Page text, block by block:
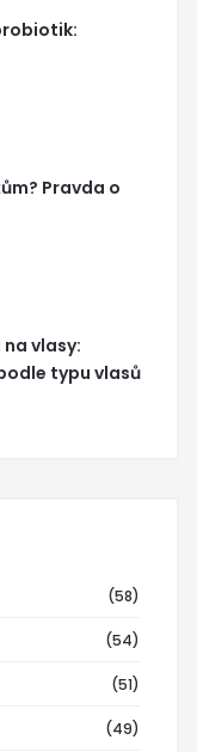
Pravda o
vlasy:
typu vlasů
(58)
(54)
(51)
(49)